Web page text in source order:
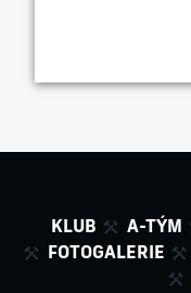
KLUB A-TÝM
FOTOGALERIE